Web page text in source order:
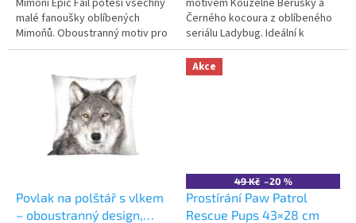
malé fanoušky oblíbených
Mimoňů. Oboustranný motiv pro
dvě varianty vzhledu. 100%
Certifikace OEKO-TEX®
Standard 100. Oficiální licence
Mimoni. 👉 Více produktů s
motivem Mimoni
Černého kocoura z oblíbeného
seriálu Ladybug. Ideální k
bazénu, na pláž i na doma. Vice
produktů s
motivem 👉 KOUZELNÉ
Povlak na polštář s vlkem
– oboustranný design,
Akce
49 Kč –20 %
Prostírání Paw Patrol
Rescue Pups 43×28 cm